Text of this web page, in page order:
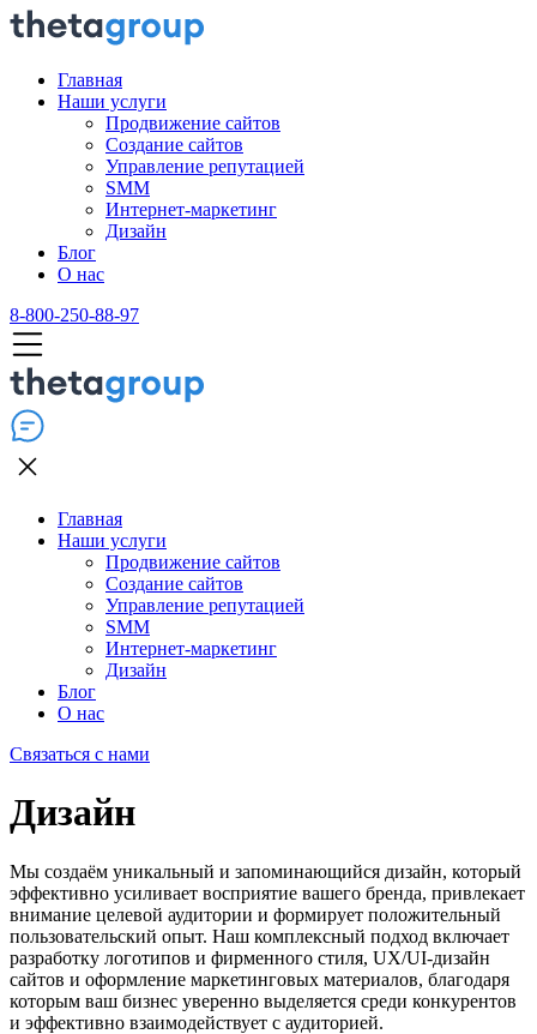
Главная
Наши услуги
Продвижение сайтов
Создание сайтов
Управление репутацией
SMM
Интернет-маркетинг
Дизайн
Блог
О нас
8-800-250-88-97
Главная
Наши услуги
Продвижение сайтов
Создание сайтов
Управление репутацией
SMM
Интернет-маркетинг
Дизайн
Блог
О нас
Связаться с нами
Дизайн
Мы создаём уникальный и запоминающийся дизайн, который
эффективно усиливает восприятие вашего бренда, привлекает
внимание целевой аудитории и формирует положительный
пользовательский опыт. Наш комплексный подход включает
разработку логотипов и фирменного стиля, UX/UI-дизайн
сайтов и оформление маркетинговых материалов, благодаря
которым ваш бизнес уверенно выделяется среди конкурентов
и эффективно взаимодействует с аудиторией.